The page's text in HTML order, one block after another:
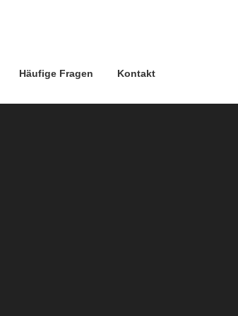
Häufige Fragen Kontakt